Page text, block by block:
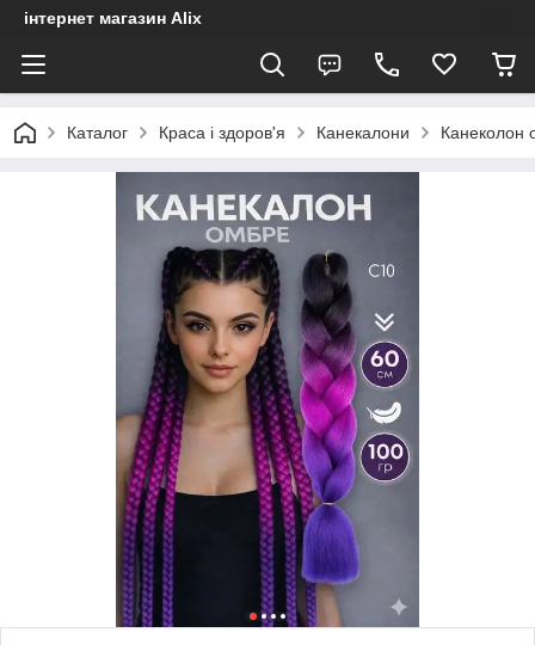
інтернет магазин Alix
Каталог Краса і здоров'я Канекалони Канеколон